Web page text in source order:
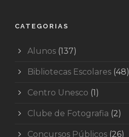
CATEGORIAS
Alunos (137)
Bibliotecas Escolares (48)
Centro Unesco (1)
Clube de Fotografia (2)
Concursos Públicos (26)